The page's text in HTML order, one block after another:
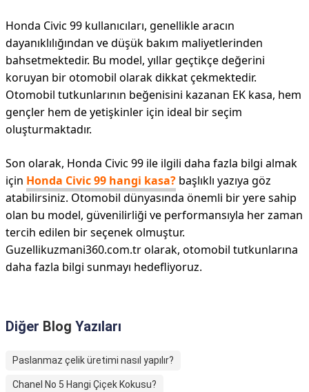
Honda Civic 99 kullanıcıları, genellikle aracın
dayanıklılığından ve düşük bakım maliyetlerinden
bahsetmektedir. Bu model, yıllar geçtikçe değerini
koruyan bir otomobil olarak dikkat çekmektedir.
Otomobil tutkunlarının beğenisini kazanan EK kasa, hem
gençler hem de yetişkinler için ideal bir seçim
oluşturmaktadır.
Son olarak, Honda Civic 99 ile ilgili daha fazla bilgi almak
için Honda Civic 99 hangi kasa? başlıklı yazıya göz
atabilirsiniz. Otomobil dünyasında önemli bir yere sahip
olan bu model, güvenilirliği ve performansıyla her zaman
tercih edilen bir seçenek olmuştur.
Guzellikuzmani360.com.tr olarak, otomobil tutkunlarına
daha fazla bilgi sunmayı hedefliyoruz.
Diğer Blog Yazıları
Paslanmaz çelik üretimi nasıl yapılır?
Chanel No 5 Hangi Çiçek Kokusu?